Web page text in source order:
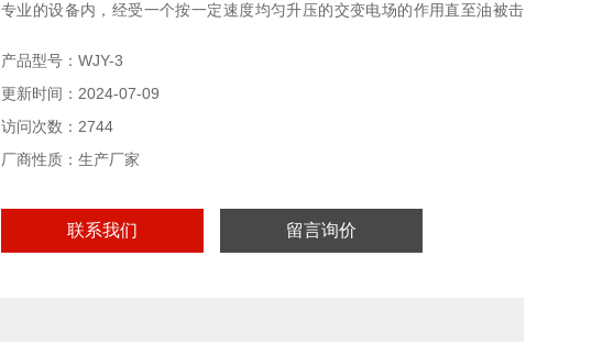
专业的设备内，经受一个按一定速度均匀升压的交变电场的作用直至油被击
产品型号：WJY-3
更新时间：2024-07-09
访问次数：2744
厂商性质：生产厂家
联系我们 留言询价